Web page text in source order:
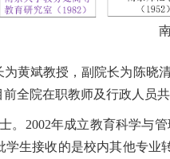
黄斌教授，副院长为 陈晓
前全院在职教师及行政人员
。 2002年成立教育科学与
学生接收的是校内其他专业